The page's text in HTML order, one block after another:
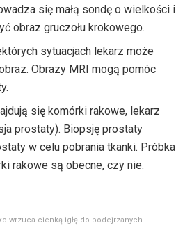
się małą sondę o wielkości i
obraz gruczołu krokowego.
sytuacjach lekarz może
Obrazy MRI mogą pomóc
się komórki rakowe, lekarz
prostaty). Biopsję prostaty
w celu pobrania tkanki. Próbka
rakowe są obecne, czy nie.
wrzuca cienką igłę do podejrzanych